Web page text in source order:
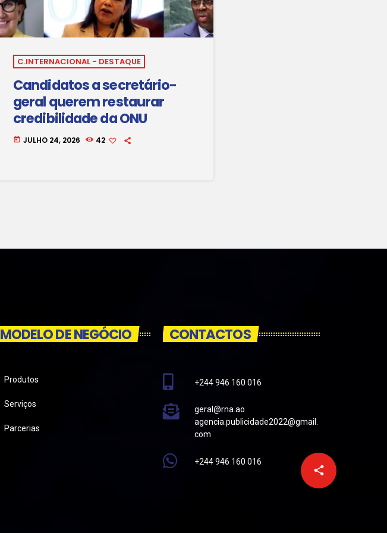
share
email
C.INTERNACIONAL - DESTAQUE
Candidatos a secretário-
geral querem restaurar
credibilidade da ONU
today JULHO 24, 2026 42
MODELO DE NEGÓCIO
Produtos
Serviços
Parcerias
CONTACTOS
+244 946 160 016
geral@rna.ao
agencia.publicidade2022@gmail.
com
+244 946 160 016